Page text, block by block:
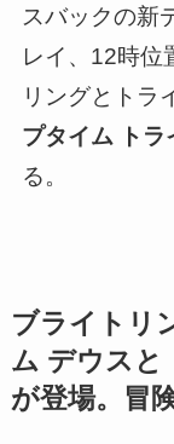
スバックの新
レイ、12時位
リングとトラ
プタイム トラ
る。
ブライトリ
ム デウスと
が登場。冒